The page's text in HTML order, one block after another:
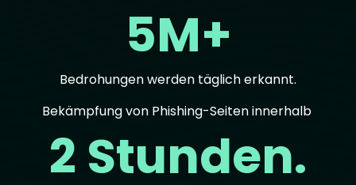
5M+
Bedrohungen werden täglich erkannt.
Bekämpfung von Phishing-Seiten innerhalb
2 Stunden.